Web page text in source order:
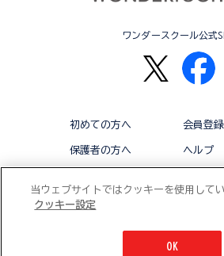
ワンダースクール公式
初めての方へ 会員登
保護者の方へ ヘルプ
© BANDAI CO.,LTD 2015 ALL RIGHTS
当ウェブサイトではクッキーを使用してい
クッキー設定
OK